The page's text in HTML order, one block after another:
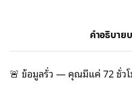
คำอธิบาย
🚨 ข้อมูลรั่ว — คุณมีแค่ 72 ชั่ว